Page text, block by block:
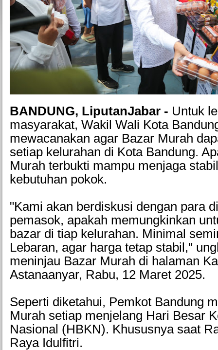
BANDUNG, LiputanJabar - Untuk
masyarakat, Wakil Wali Kota
mewacanakan agar Bazar Murah
setiap kelurahan di Kota Bandung.
Murah terbukti mampu menjaga
kebutuhan pokok.
"Kami akan berdiskusi dengan para
pemasok, apakah memungkinkan
bazar di tiap kelurahan. Minimal
Lebaran, agar harga tetap stabil,"
meninjau Bazar Murah di halaman
Astanaanyar, Rabu, 12 Maret 2025.
Seperti diketahui, Pemkot Bandung
Murah setiap menjelang Hari Besar
Nasional (HBKN). Khususnya saat
Raya Idulfitri.